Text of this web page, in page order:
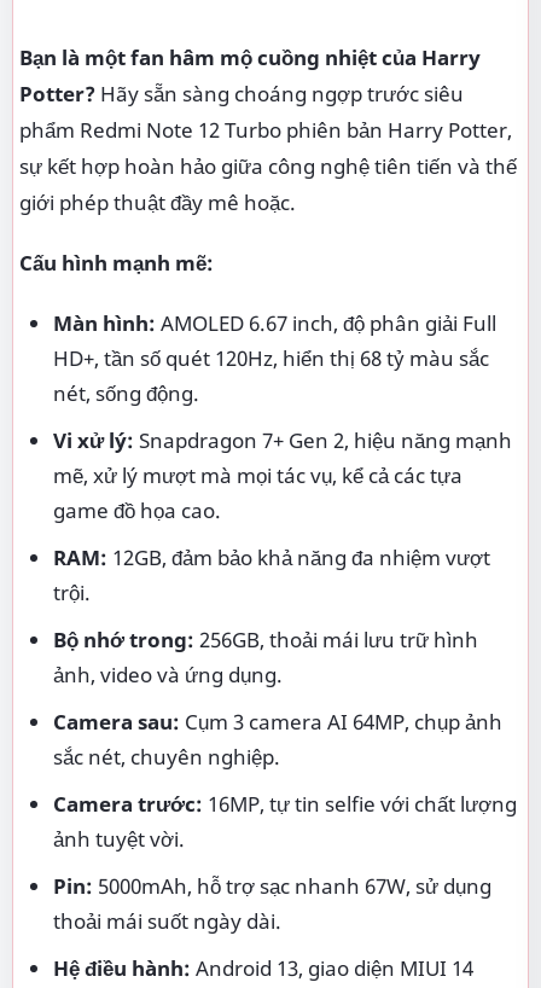
trội.
Bộ nhớ trong:256GB, thoải mái lưu trữ hình
ảnh, video và ứng dụng.
Camera sau:Cụm 3 camera AI 64MP, chụp ảnh
Camera trước:16MP, tự tin selfie với chất lượng
ảnh tuyệt vời.
Pin:5000mAh, hỗ trợ sạc nhanh 67W, sử dụng
thoải mái suốt ngày dài.
Hệ điều hành:Android 13, giao diện MIUI 14
được tùy biến theo phong cách Harry Potter độc
đáo.
Tính năng đặc biệt:
Thiết kế lấy cảm hứng từ Harry Potter:Họa
tiết, biểu tượng và phông chữ đặc trưng của thế
đáo và cá tính.
bộ sưu tập phụ kiện độc quyền như ốp lưng, ghim
cài áo, sticker,... mang đậm dấu ấn Harry Potter.
Giao diện và âm thanh tùy chỉnh: Hình nền,
biểu tượng ứng dụng, âm thanh thông báo được
thiết kế riêng, mang đến trải nghiệm đắm chìm